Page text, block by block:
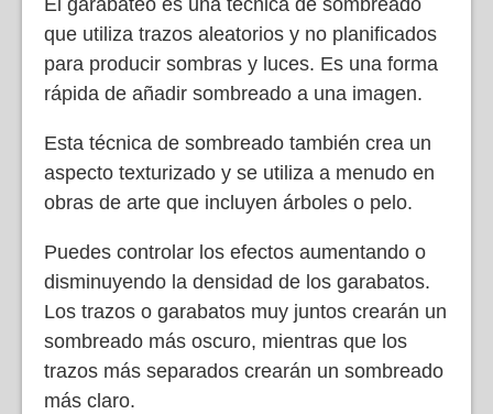
El garabateo es una técnica de sombreado
que utiliza trazos aleatorios y no planificados
para producir sombras y luces. Es una forma
rápida de añadir sombreado a una imagen.
Esta técnica de sombreado también crea un
aspecto texturizado y se utiliza a menudo en
obras de arte que incluyen árboles o pelo.
Puedes controlar los efectos aumentando o
disminuyendo la densidad de los garabatos.
Los trazos o garabatos muy juntos crearán un
sombreado más oscuro, mientras que los
trazos más separados crearán un sombreado
más claro.